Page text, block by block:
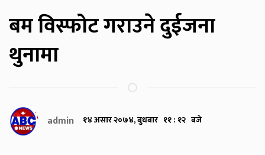
बम विस्फोट गराउने दुईजना
थुनामा
admin १४ असार २०७४, बुधबार ११ : १२ बजे